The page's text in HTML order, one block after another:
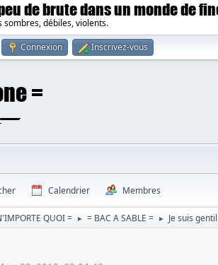
de brute dans un monde de
sombres, débiles, violents.
Connexion Inscrivez-vous
Calendrier Membres
QUOI = ► = BAC A SABLE = ► Je suis gentil